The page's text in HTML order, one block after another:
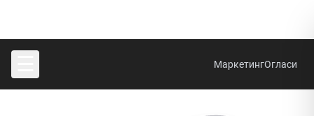
МаркетингОгласи